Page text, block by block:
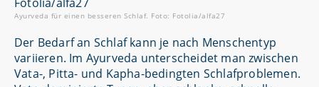
Ayurveda für einen besseren Schlaf. Foto: Fotolia/alfa27
Der Bedarf an Schlaf kann je nach Menschentyp
variieren. Im Ayurveda unterscheidet man zwischen
Vata-, Pitta- und Kapha-bedingten Schlafproblemen.